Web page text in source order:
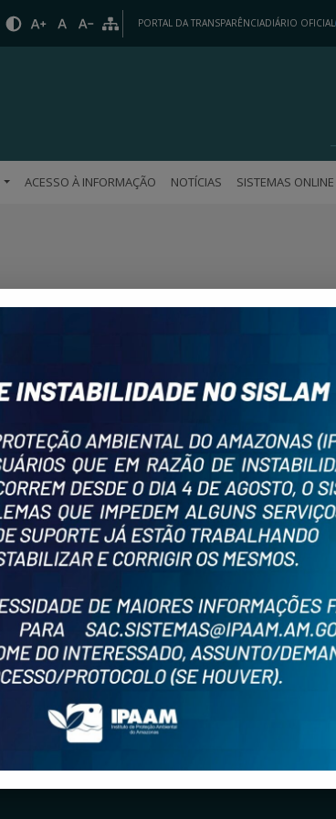
PORTAL DA TRANSPARÊNCIADIÁRIO OFICIAL
ACESSO À INFORMAÇÃO NOTÍCIAS SISTEMAS ONLINE